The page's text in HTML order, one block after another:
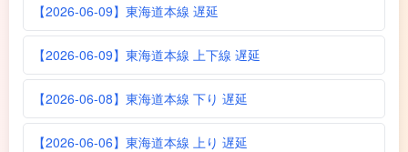
【2026-06-09】東海道本線 遅延
【2026-06-09】東海道本線 上下線 遅延
【2026-06-08】東海道本線 下り 遅延
【2026-06-06】東海道本線 上り 遅延